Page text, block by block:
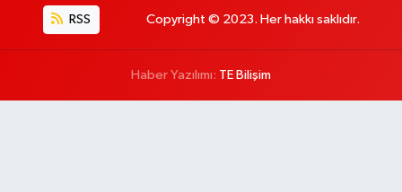
RSS Copyright © 2023. Her hakkı saklıdır.
Haber Yazılımı: TE Bilişim